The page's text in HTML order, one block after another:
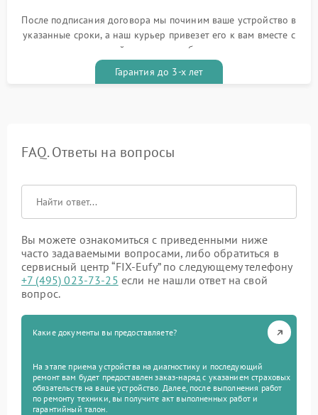
После подписания договора мы починим ваше устройство в
указанные сроки, а наш курьер привезет его к вам вместе с
гарантийным талоном бесплатно
Гарантия до 3-х лет
FAQ. Ответы на вопросы
Вы можете ознакомиться с приведенными ниже
часто задаваемыми вопросами, либо обратиться в
сервисный центр “FIX-Eufy” по следующему телефону
+7 (495) 023-73-25 если не нашли ответ на свой
вопрос.
Какие документы вы предоставляете?
На этапе приема устройства на диагностику и последующий
ремонт вам будет предоставлен заказ-наряд с указанием страховых
обязательств на ваше устройство. Далее, после выполнения работ
по ремонту техники, вы получите акт выполненных работ и
гарантийный талон.